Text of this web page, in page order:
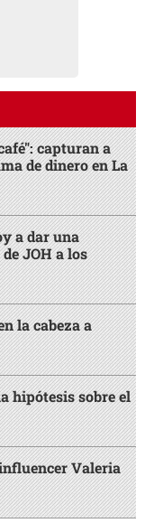
capturan a
de dinero en La
a dar una
JOH a los
la cabeza a
hipótesis sobre el
Valeria